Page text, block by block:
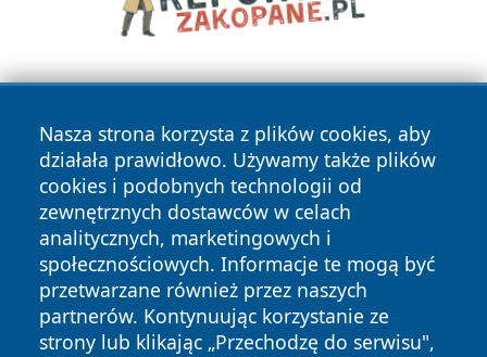
Nasza strona korzysta z plików cookies, aby
działała prawidłowo. Używamy także plików
cookies i podobnych technologii od
zewnętrznych dostawców w celach
analitycznych, marketingowych i
społecznościowych. Informacje te mogą być
przetwarzane również przez naszych
partnerów. Kontynuując korzystanie ze
strony lub klikając „Przechodzę do serwisu",
Copyright © 2026 wrotatarnowa.pl Wszystkie prawa
zastrzeżone.
News Autorzy
Polityka
Prywatności
Polityka
Cookies